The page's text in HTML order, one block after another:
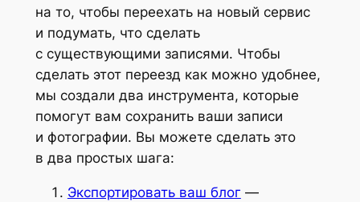
на то, чтобы переехать на новый сервис
и подумать, что сделать
с существующими записями. Чтобы
сделать этот переезд как можно удобнее,
мы создали два инструмента, которые
помогут вам сохранить ваши записи
и фотографии. Вы можете сделать это
в два простых шага:
Экспортировать ваш блог —